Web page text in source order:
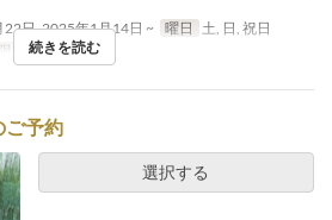
日, 2025年1月14日 ~ 曜日
土, 日, 祝日
4 ~ 8
続きを読む
ご予約
選択する